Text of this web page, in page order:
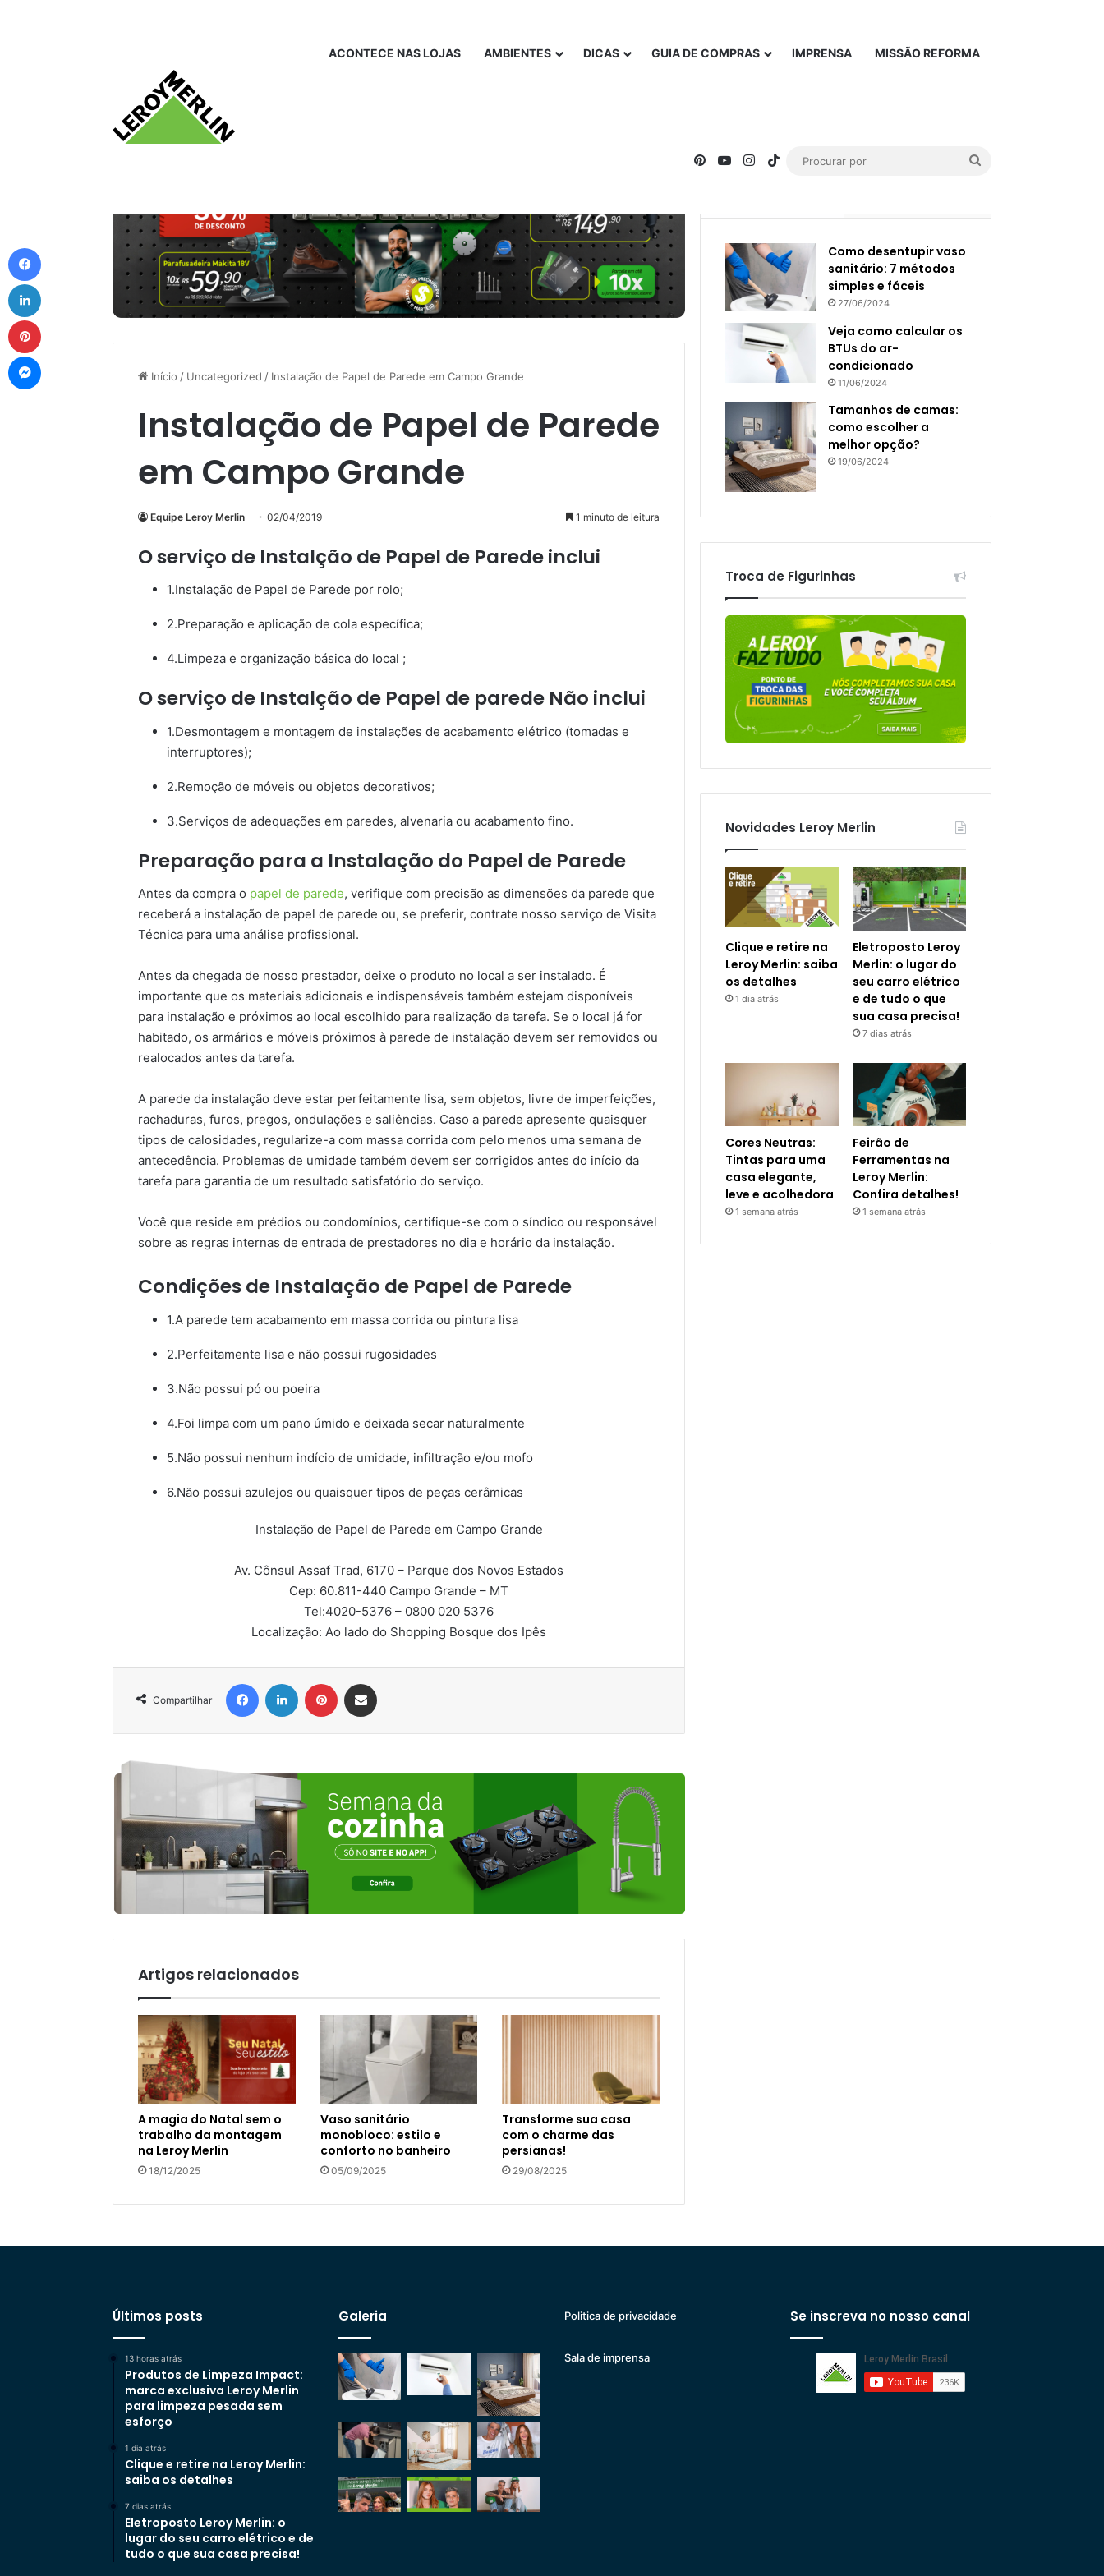
ACONTECE NAS LOJAS AMBIENTES DICAS GUIA DE COMPRAS IMPRENSA MISSÃO REFORMA
PinterestYouTubeInstagram
TikTok
Início / Uncategorized / Instalação de Papel de Parede em Campo Grande
Instalação de Papel de Parede
em Campo Grande
Equipe Leroy Merlin 02/04/2019 1 minuto de leitura
O serviço de Instalção de Papel de Parede inclui
1.Instalação de Papel de Parede por rolo;
2.Preparação e aplicação de cola específica;
4.Limpeza e organização básica do local ;
O serviço de Instalção de Papel de parede Não inclui
1.Desmontagem e montagem de instalações de acabamento elétrico (tomadas e
interruptores);
2.Remoção de móveis ou objetos decorativos;
3.Serviços de adequações em paredes, alvenaria ou acabamento fino.
Preparação para a Instalação do Papel de Parede
Antes da compra o papel de parede, verifique com precisão as dimensões da parede que
receberá a instalação de papel de parede ou, se preferir, contrate nosso serviço de Visita
Técnica para uma análise profissional.
Antes da chegada de nosso prestador, deixe o produto no local a ser instalado. É
importante que os materiais adicionais e indispensáveis também estejam disponíveis
para instalação e próximos ao local escolhido para realização da tarefa. Se o local já for
habitado, os armários e móveis próximos à parede de instalação devem ser removidos ou
realocados antes da tarefa.
A parede da instalação deve estar perfeitamente lisa, sem objetos, livre de imperfeições,
rachaduras, furos, pregos, ondulações e saliências. Caso a parede apresente quaisquer
tipos de calosidades, regularize-a com massa corrida com pelo menos uma semana de
antecedência. Problemas de umidade também devem ser corrigidos antes do início da
tarefa para garantia de um resultado satisfatório do serviço.
Você que reside em prédios ou condomínios, certifique-se com o síndico ou responsável
sobre as regras internas de entrada de prestadores no dia e horário da instalação.
Condições de Instalação de Papel de Parede
1.A parede tem acabamento em massa corrida ou pintura lisa
2.Perfeitamente lisa e não possui rugosidades
3.Não possui pó ou poeira
4.Foi limpa com um pano úmido e deixada secar naturalmente
5.Não possui nenhum indício de umidade, infiltração e/ou mofo
6.Não possui azulejos ou quaisquer tipos de peças cerâmicas
Instalação de Papel de Parede em Campo Grande
Av. Cônsul Assaf Trad, 6170 – Parque dos Novos Estados
Cep: 60.811-440 Campo Grande – MT
Tel:4020-5376 – 0800 020 5376
Localização: Ao lado do Shopping Bosque dos Ipês
Compartilhar
FacebookLinkedin Pinterest
Artigos relacionados
A magia do Natal sem o
trabalho da montagem
na Leroy Merlin
18/12/2025
Vaso sanitário
monobloco: estilo e
conforto no banheiro
05/09/2025
Transforme sua casa
com o charme das
persianas!
29/08/2025
Como desentupir vaso
sanitário: 7 métodos
simples e fáceis
27/06/2024
Veja como calcular os
BTUs do ar-
condicionado
11/06/2024
Tamanhos de camas:
como escolher a
melhor opção?
19/06/2024
Troca de Figurinhas
Novidades Leroy Merlin
Clique e retire na
Leroy Merlin: saiba
os detalhes
1 dia atrás
Eletroposto Leroy
Merlin: o lugar do
seu carro elétrico
e de tudo o que
sua casa precisa!
7 dias atrás
Cores Neutras:
Tintas para uma
casa elegante,
leve e acolhedora
1 semana atrás
Feirão de
Ferramentas na
Leroy Merlin:
Confira detalhes!
1 semana atrás
Últimos posts
13 horas atrás
Produtos de Limpeza Impact:
marca exclusiva Leroy Merlin
para limpeza pesada sem
esforço
1 dia atrás
Clique e retire na Leroy Merlin:
saiba os detalhes
7 dias atrás
Eletroposto Leroy Merlin: o
lugar do seu carro elétrico e de
tudo o que sua casa precisa!
Galeria Politica de privacidade
Sala de imprensa
Se inscreva no nosso canal